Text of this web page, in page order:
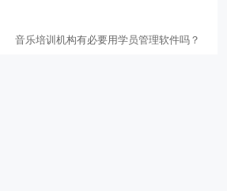
音乐培训机构有必要用学员管理软件吗？